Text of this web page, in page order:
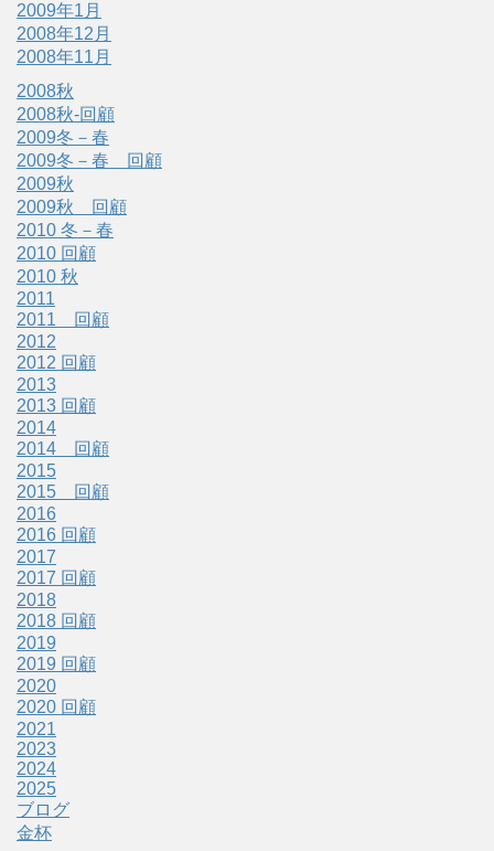
2009年1月
2008年12月
2008年11月
2008秋
2008秋-回顧
2009冬－春
2009冬－春 回顧
2009秋
2009秋 回顧
2010 冬－春
2010 回顧
2010 秋
2011
2011 回顧
2012
2012 回顧
2013
2013 回顧
2014
2014 回顧
2015
2015 回顧
2016
2016 回顧
2017
2017 回顧
2018
2018 回顧
2019
2019 回顧
2020
2020 回顧
2021
2023
2024
2025
ブログ
金杯